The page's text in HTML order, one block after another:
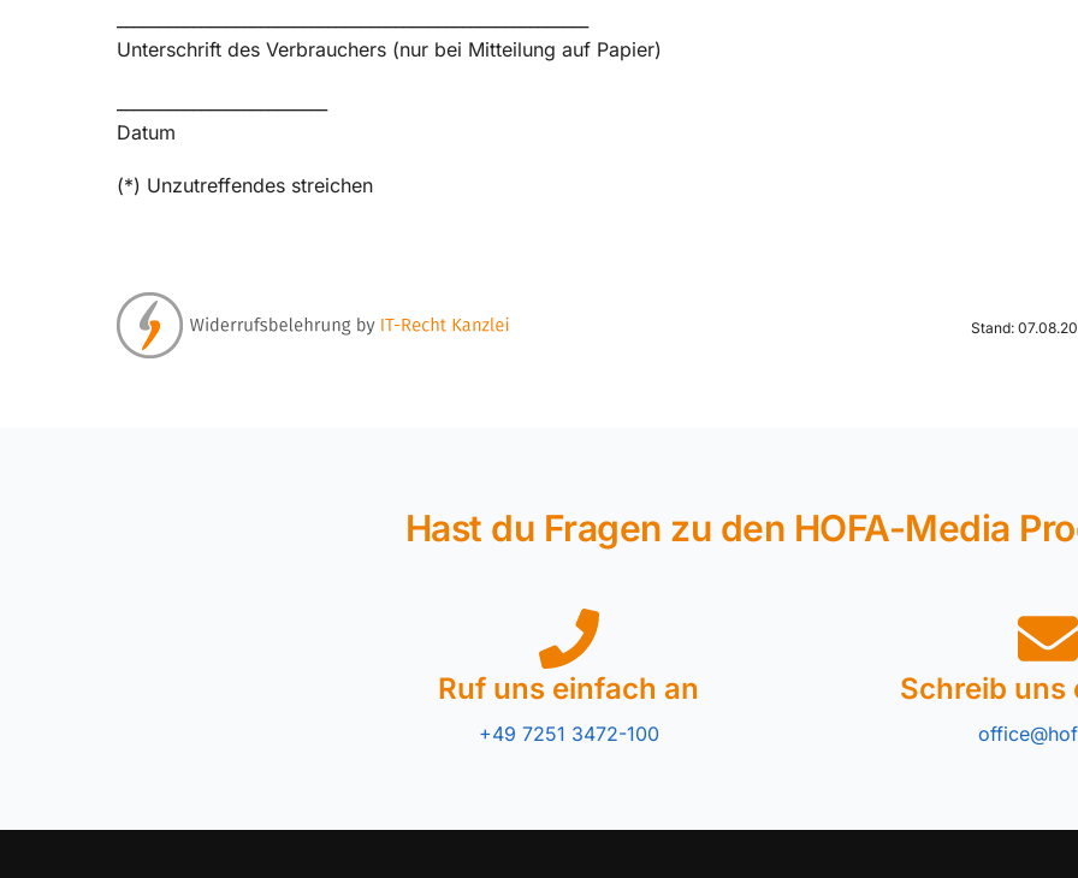
Unterschrift des Verbrauchers (nur bei Mitteilung auf Papier)
Datum
(*) Unzutreffendes streichen
Stand:
Hast du Fragen zu den HOFA-Media
Ruf uns einfach an
+49 7251 3472-100
Schreib uns